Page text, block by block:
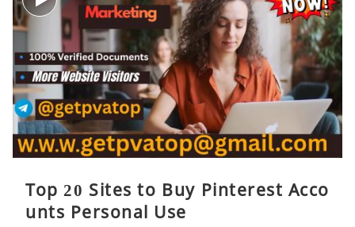
Top 20 Sites to Buy Pinterest Acco
unts Personal Use